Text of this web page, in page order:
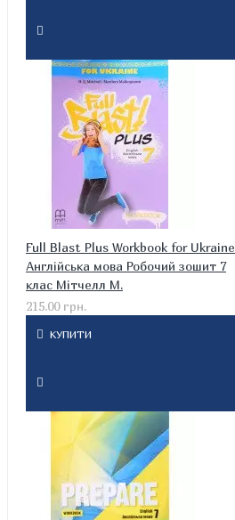
Full Blast Plus Workbook for Ukraine
Англійська мова Робочий зошит 7
клас Мітчелл М.
215.00 грн.
КУПИТИ